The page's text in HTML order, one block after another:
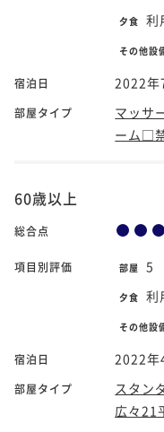
夕食 利
その他設
宿泊日 2022年
部屋タイプ
マッサ
ーム□
60歳以上
総合点
項目別評価 部屋 5
夕食 利
その他設
宿泊日 2022年
部屋タイプ
スタン
広々21